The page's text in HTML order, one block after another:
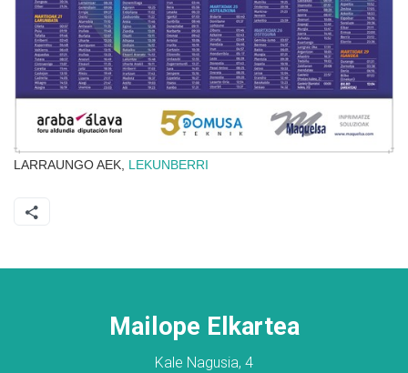
LARRAUNGO AEK, LEKUNBERRI
Mailope Elkartea
Kale Nagusia, 4